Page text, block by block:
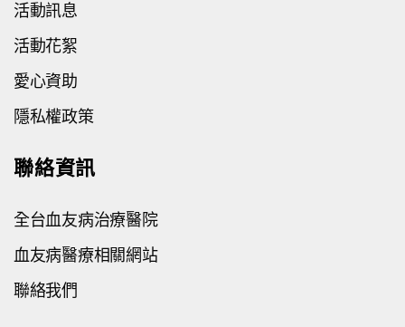
活動訊息
活動花絮
愛心資助
隱私權政策
聯絡資訊
全台血友病治療醫院
血友病醫療相關網站
聯絡我們